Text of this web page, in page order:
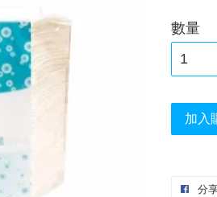
數量
加入
分